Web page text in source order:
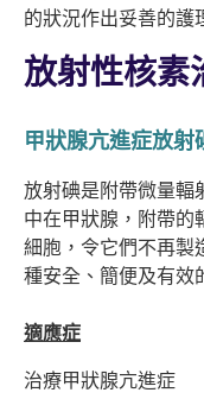
的狀況作出妥善的護
放射性核素
甲狀腺亢進症放射
放射碘是附帶微量輻
中在甲狀腺，附帶的
細胞，令它們不再製
種安全、簡便及有效
適應症
治療甲狀腺亢進症